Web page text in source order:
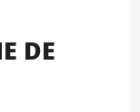
DE